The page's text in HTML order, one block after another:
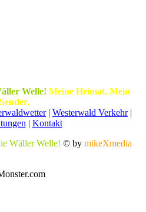
Welle! Meine Heimat. Mein
Sender.
| Westerwald Verkehr|
| Kontakt
Wäller Welle! © by mikeXmedia